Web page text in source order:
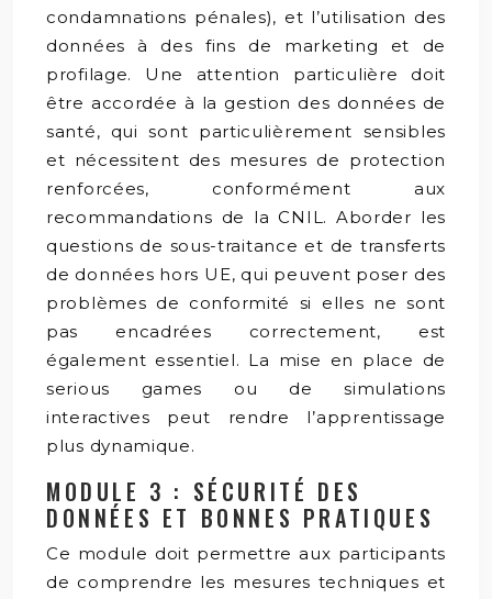
condamnations pénales), et l’utilisation des
données à des fins de marketing et de
profilage. Une attention particulière doit
être accordée à la gestion des données de
santé, qui sont particulièrement sensibles
et nécessitent des mesures de protection
renforcées, conformément aux
recommandations de la CNIL. Aborder les
questions de sous-traitance et de transferts
de données hors UE, qui peuvent poser des
problèmes de conformité si elles ne sont
pas encadrées correctement, est
également essentiel. La mise en place de
serious games ou de simulations
interactives peut rendre l’apprentissage
plus dynamique.
MODULE 3 : SÉCURITÉ DES
DONNÉES ET BONNES PRATIQUES
Ce module doit permettre aux participants
de comprendre les mesures techniques et